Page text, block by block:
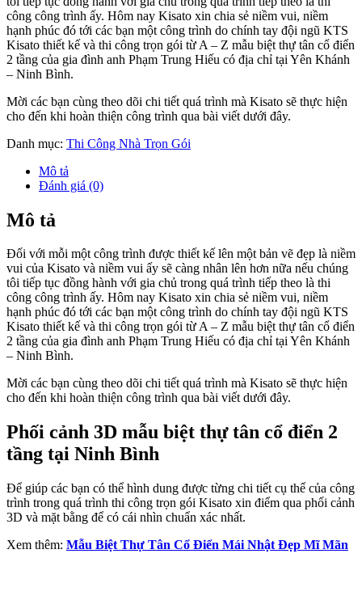
công công trình ấy. Hôm nay Kisato xin chia sẻ niềm vui, niềm
hạnh phúc đó tới các bạn một công trình do chính tay đội ngũ KTS
Kisato thiết kế và thi công trọn gói từ A – Z mẫu biệt thự tân cổ điển
2 tầng của gia đình anh Phạm Trung Hiếu có địa chỉ tại Yên Khánh
– Ninh Bình.
Mời các bạn cùng theo dõi chi tiết quá trình mà Kisato sẽ thực hiện
cho đến khi hoàn thiện công trình qua bài viết dưới đây.
Danh mục: Thi Công Nhà Trọn Gói
Mô tả
Đánh giá (0)
Mô tả
Đối với mỗi một công trình được thiết kế lên một bản vẽ đẹp là niềm
vui của Kisato và niềm vui ấy sẽ càng nhân lên hơn nữa nếu chúng
tôi tiếp tục đồng hành với gia chủ trong quá trình tiếp theo là thi
công công trình ấy. Hôm nay Kisato xin chia sẻ niềm vui, niềm
hạnh phúc đó tới các bạn một công trình do chính tay đội ngũ KTS
Kisato thiết kế và thi công trọn gói từ A – Z mẫu biệt thự tân cổ điển
2 tầng của gia đình anh Phạm Trung Hiếu có địa chỉ tại Yên Khánh
– Ninh Bình.
Mời các bạn cùng theo dõi chi tiết quá trình mà Kisato sẽ thực hiện
cho đến khi hoàn thiện công trình qua bài viết dưới đây.
Phối cảnh 3D mẫu biệt thự tân cổ điển 2
tầng tại Ninh Bình
Để giúp các bạn có thể hình dung được từng chi tiết cụ thể của công
trình trong quá trình thi công trọn gói Kisato xin điểm qua phối cảnh
3D và mặt bằng để có cái nhìn chuẩn xác nhất.
Xem thêm: Mẫu Biệt Thự Tân Cổ Điển Mái Nhật Đẹp Mĩ Mãn